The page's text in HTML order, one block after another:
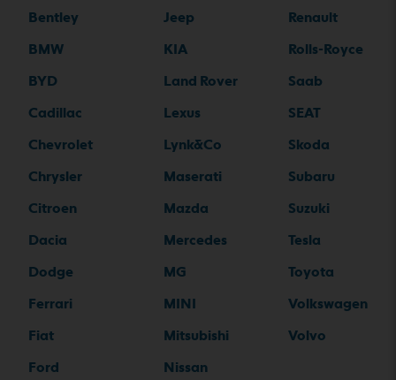
Bentley
BMW
BYD
Cadillac
Chevrolet
Chrysler
Citroen
Dacia
Dodge
Ferrari
Fiat
Ford
Jeep
KIA
Land Rover
Lexus
Lynk&Co
Maserati
Mazda
Mercedes
MG
MINI
Mitsubishi
Nissan
Renault
Rolls-Royce
Saab
SEAT
Skoda
Subaru
Suzuki
Tesla
Toyota
Volkswagen
Volvo